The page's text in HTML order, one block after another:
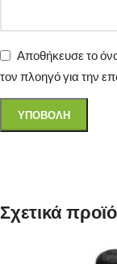
Αποθήκευσε το
τον πλοηγό για την
Σχετικά